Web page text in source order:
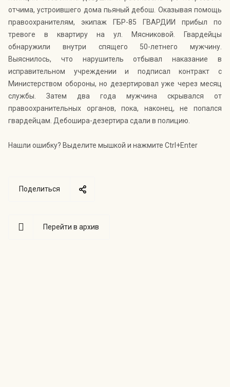
отчима, устроившего дома пьяный дебош. Оказывая помощь
правоохранителям, экипаж ГБР-85 ГВАРДИИ прибыл по
тревоге в квартиру на ул. Мясниковой. Гвардейцы
обнаружили внутри спящего 50-летнего мужчину.
Выяснилось, что нарушитель отбывал наказание в
исправительном учреждении и подписал контракт с
Министерством обороны, но дезертировал уже через месяц
службы. Затем два года мужчина скрывался от
правоохранительных органов, пока, наконец, не попался
гвардейцам. Дебошира-дезертира сдали в полицию.
Нашли ошибку? Выделите мышкой и нажмите Ctrl+Enter
Поделиться
Перейти в архив